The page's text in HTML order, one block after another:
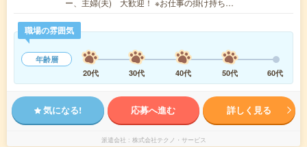
ー、主婦(夫) 大歓迎！ ※お仕事の掛け持ち…
職場の雰囲気
年齢層
20代
30代 40代 50代 60代
気になる! 応募へ進む 詳しく見る
派遣会社 株式会社テクノ・サービス